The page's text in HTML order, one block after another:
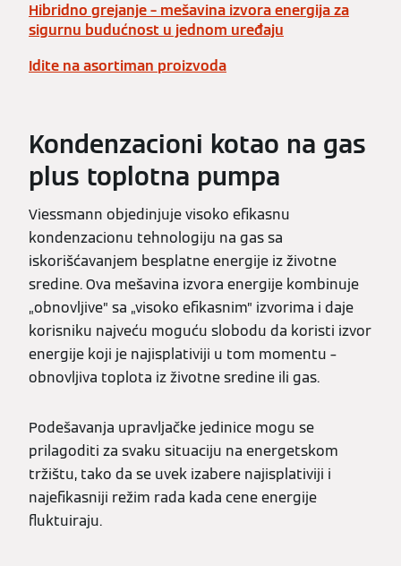
Hibridno grejanje – mešavina izvora energija za
sigurnu budućnost u jednom uređaju
Idite na asortiman proizvoda
Kondenzacioni kotao na gas
plus toplotna pumpa
Viessmann objedinjuje visoko efikasnu
kondenzacionu tehnologiju na gas sa
iskorišćavanjem besplatne energije iz životne
sredine. Ova mešavina izvora energije kombinuje
„obnovljive” sa „visoko efikasnim” izvorima i daje
korisniku najveću moguću slobodu da koristi izvor
energije koji je najisplativiji u tom momentu –
obnovljiva toplota iz životne sredine ili gas.
Podešavanja upravljačke jedinice mogu se
prilagoditi za svaku situaciju na energetskom
tržištu, tako da se uvek izabere najisplativiji i
najefikasniji režim rada kada cene energije
fluktuiraju.